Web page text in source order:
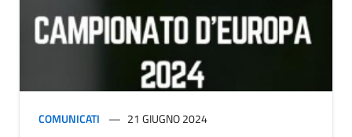
COMUNICATI 21 GIUGNO 2024